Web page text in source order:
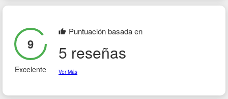
9
Excelente
Puntuación basada en
5 reseñas
Ver Más